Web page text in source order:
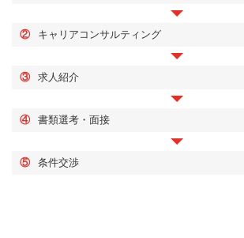
② キャリアコンサルティング
③ 求人紹介
④ 書類選考・面接
⑤ 条件交渉